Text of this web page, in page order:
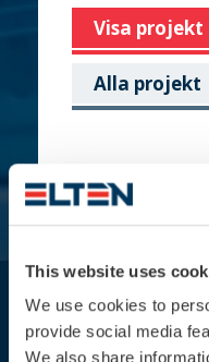
This website uses
We use cookies to
provide social media
We also share
Visa projekt
Alla projekt